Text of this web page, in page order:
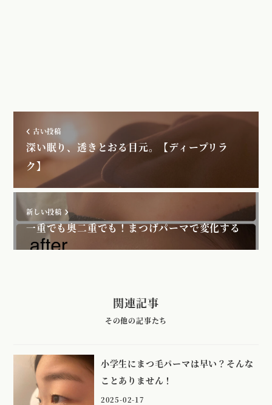
古い投稿
深い眠り、透きとおる目元。【ディープリラ
ク】
新しい投稿
一重でも奥二重でも！まつげパーマで変化する
関連記事
小学生にまつ毛パーマは早い？そんな
ことありません！
2025-02-17